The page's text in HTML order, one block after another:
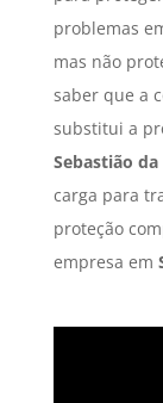
problemas
mas não
saber que a
substitui a
Sebastião da
carga para
proteção
empresa em